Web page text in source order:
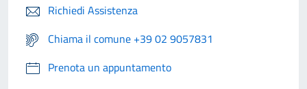
Richiedi Assistenza
Chiama il comune +39 02 9057831
Prenota un appuntamento